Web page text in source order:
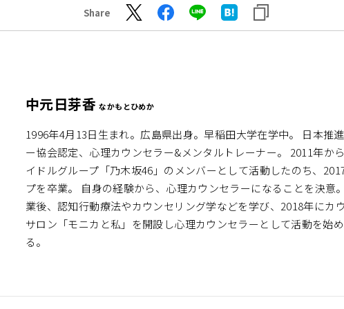
Share
中元日芽香 なかもとひめか
1996年4月13日生まれ。広島県出身。早稲田大学在学中。 日本推
ー協会認定、心理カウンセラー&メンタルトレーナー。 2011年か
イドルグループ「乃木坂46」のメンバーとして活動したのち、
プを卒業。 自身の経験から、心理カウンセラーになることを決意
業後、認知行動療法やカウンセリング学などを学び、2018年にカ
サロン「モニカと私」を開設し心理カウンセラーとして活動を始
る。